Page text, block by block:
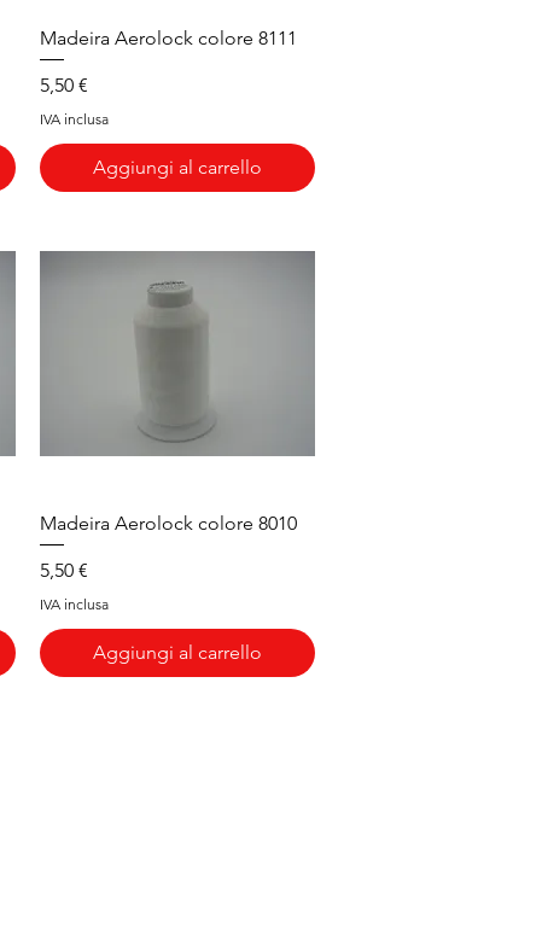
Vista rapida
Madeira Aerolock colore 8111
Prezzo
5,50 €
IVA inclusa
Aggiungi al carrello
Vista rapida
Madeira Aerolock colore 8010
Prezzo
5,50 €
IVA inclusa
Aggiungi al carrello